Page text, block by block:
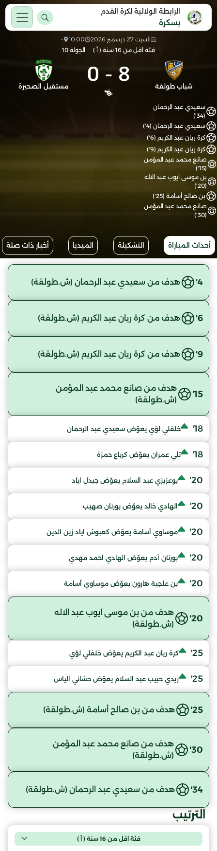
الرابطة الولائية لكرة القدم
بسكرة
السبت 27 ديسمبر 2026 10:00
-
فئة اقل من 16 سنة ( أ )
الجولة 10
شباب طولقة 8
-
0 مستقبل الصحيرة
سعيدي عبد الرحمان
(34')
سعيدي عبد الرحمان (4')
كرة ريان عبد الكريم (6')
كرة ريان عبد الكريم (9')
صانع محمد عبد المؤمن
(15')
بن موسى ايوب عبد الاله
(20')
بن صالح أسامة (25')
صانع محمد عبد المؤمن
(30')
أحداث المباراة التشكيلة الميديا أخبار ذات صلة
4' هدف من سعيدي عبد الرحمان (ش.طولقة)
6' هدف من كرة ريان عبد الكريم (ش.طولقة)
9' هدف من كرة ريان عبد الكريم (ش.طولقة)
15'
هدف من صانع محمد عبد المؤمن
(ش.طولقة)
18' خلفلي لؤي يعوّض سعيدي عبد الرحمان
18' تلي عمران يعوّض كرباع حمزة
20' بوعزيزي عبد السلام يعوّض جيدل اياد
20' الهادي خالد يعوّض بورنان صهيب
20' موساوي أسامة يعوّض كعبوش اياد زين الدين
20' بورنان أدم يعوّض الهادي احمد مهدي
20' بن علجية هارون يعوّض موساوي أسامة
20'
هدف من بن موسى ايوب عبد الاله
(ش.طولقة)
25' كرة ريان عبد الكريم يعوّض خلفلي لؤي
25' زيدي حبيب عبد السلام يعوّض حشاني الياس
25' هدف من بن صالح أسامة (ش.طولقة)
30'
هدف من صانع محمد عبد المؤمن
(ش.طولقة)
34' هدف من سعيدي عبد الرحمان (ش.طولقة)
الترتيب
فئة اقل من 16 سنة ( أ )